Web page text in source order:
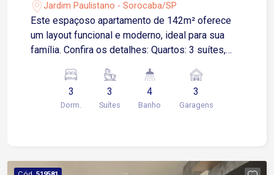
Jardim Paulistano - Sorocaba/SP
Este espaçoso apartamento de 142m² oferece
um layout funcional e moderno, ideal para sua
família. Confira os detalhes: Quartos: 3 suítes,
banheira de hidromassagem, 2 cubas e 2
chuveiros. Salas: Sala ampla para 2 ambientes,
sala de TV e lavabo. Varanda: Espaçosa. Cozinha:
adicional. Diferenciais: Ar-condicionado nos
3
Dorm.
3
Suítes
4
Banho
3
Garagens